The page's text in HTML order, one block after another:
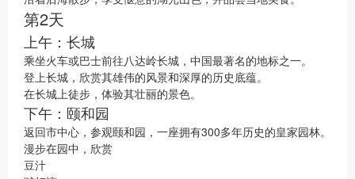
第2天
上午：长城
乘坐火车或巴士前往八达岭长城，中国最著名的地标之一。
登上长城，欣赏其雄伟的风景和深厚的历史底蕴。
在长城上徒步，体验其壮丽的景色。
下午：颐和园
返回市中心，参观颐和园，一座拥有300多年历史的皇家园林。
漫步在园中，欣赏
豆汁